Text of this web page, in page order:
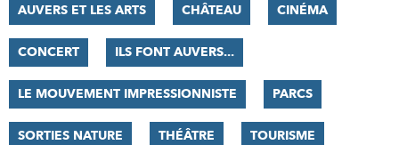
AUVERS ET LES ARTS CHÂTEAU CINÉMA
CONCERT ILS FONT AUVERS...
LE MOUVEMENT IMPRESSIONNISTE PARCS
SORTIES NATURE THÉÂTRE TOURISME